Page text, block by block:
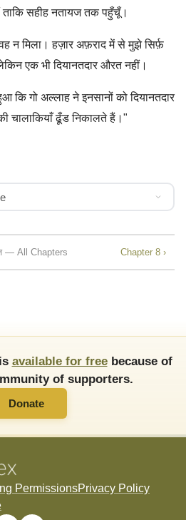
सहीह नतायज तक पहुँचूँ।
न मिला। हज़ार अफ़राद में से मुझे सिर्फ़
एक भी दियानतदार औरत नहीं।
कि गो अल्लाह ने इनसानों को दियानतदार
चालाकियाँ ढूँड निकालते हैं।"
— All Chapters Chapter 8 ›
available for freebecause of
of supporters.
Donate
PermissionsPrivacy Policy